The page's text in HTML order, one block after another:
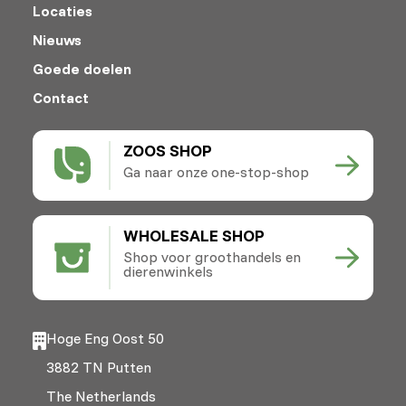
ZOOS SHOP
Ga naar onze one-stop-shop
WHOLESALE SHOP
Shop voor groothandels en
dierenwinkels
Locaties
Nieuws
Goede doelen
Contact
Hoge Eng Oost 50
3882 TN Putten
The Netherlands